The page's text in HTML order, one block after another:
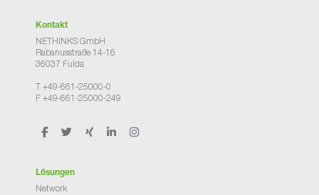
Kontakt
NETHINKS GmbH
Rabanusstraße 14-16
36037 Fulda
T +49-661-25000-0
F +49-661-25000-249
Lösungen
Network